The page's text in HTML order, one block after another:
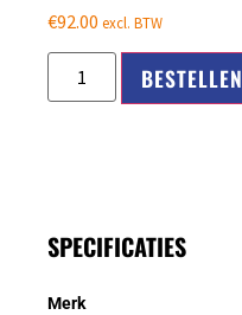
€92.00 excl. BTW
BESTELLEN
SPECIFICATIES
Merk